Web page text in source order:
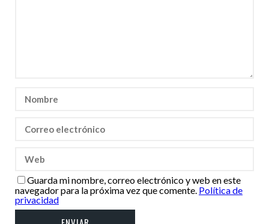
Guarda mi nombre, correo electrónico y web en este
navegador para la próxima vez que comente. Política de
privacidad